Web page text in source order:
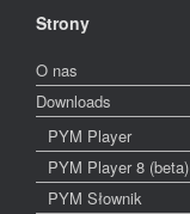
Strony
O nas
Downloads
PYM Player
PYM Player 8 (beta)
PYM Słownik